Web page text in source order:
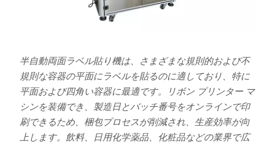
半自動両面ラベル貼り機は、さまざまな規則的および不
規則な容器の平面にラベルを貼るのに適しており、特に
平面および四角い容器に最適です。リボン プリンター マ
シンを装備でき、製造日とバッチ番号をオンラインで印
刷できるため、梱包プロセスが削減され、生産効率が向
上します。飲料、日用化学薬品、化粧品などの業界で広